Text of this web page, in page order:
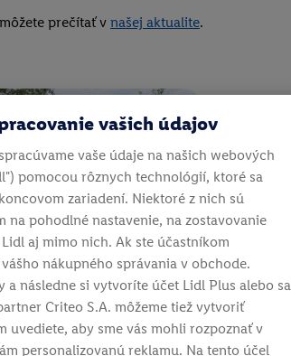
prečítať v našej aktualite.
vašich údajov
spracúvame vaše údaje na našich webových
pomocou rôznych technológií, ktoré sa
zariadení. Niektoré z nich sú
na pohodlné nastavenie, na zostavovanie
aj mimo nich. Ak ste účastníkom
nákupného správania v obchode.
následne si vytvoríte účet Lidl Plus alebo sa
Criteo S.A. môžeme tiež vytvoriť
aby sme vás mohli rozpoznať v
personalizovanú reklamu. Na tento účel